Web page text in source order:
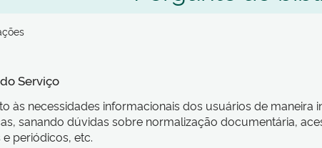
Serviço
às necessidades informacionais dos usuários de maneira
sanando dúvidas sobre normalização documentária,
periódicos, etc.